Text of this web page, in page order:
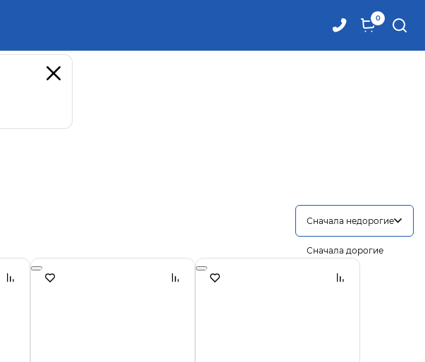
0
Сначала недорогие
Сначала дорогие